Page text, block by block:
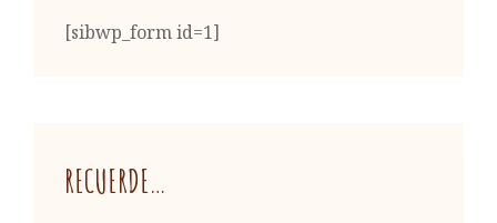
[sibwp_form id=1]
RECUERDE…